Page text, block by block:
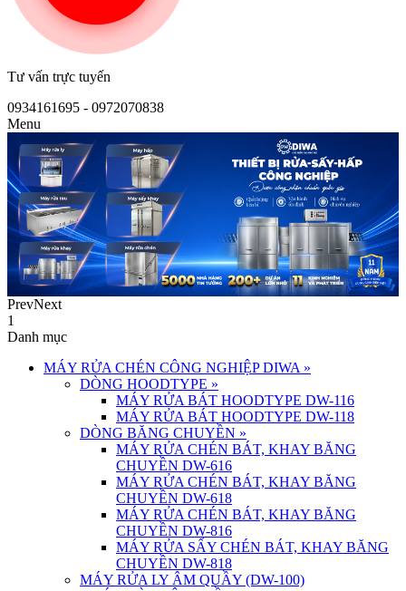
Tư vấn trực tuyến
0934161695 - 0972070838
Menu
PrevNext
1
Danh mục
MÁY RỬA CHÉN CÔNG NGHIỆP DIWA »
DÒNG HOODTYPE »
MÁY RỬA BÁT HOODTYPE DW-116
MÁY RỬA BÁT HOODTYPE DW-118
DÒNG BĂNG CHUYỀN »
MÁY RỬA CHÉN BÁT, KHAY BĂNG
CHUYỀN DW-616
MÁY RỬA CHÉN BÁT, KHAY BĂNG
CHUYỀN DW-618
MÁY RỬA CHÉN BÁT, KHAY BĂNG
CHUYỀN DW-816
MÁY RỬA SẤY CHÉN BÁT, KHAY BĂNG
CHUYỀN DW-818
MÁY RỬA LY ÂM QUẦY (DW-100)